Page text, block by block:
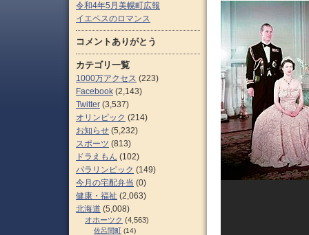
令和4年5月美幌町広報
イエペスのロマンス
コメントありがとう
カテゴリ一覧
1000万アクセス (223)
Facebook (2,143)
Twitter (3,537)
オリンピック (214)
お知らせ (5,232)
スポーツ (813)
ドラえもん (102)
パラリンピック (149)
今月の宅配弁当 (0)
健康・福祉 (2,063)
北海道 (5,008)
オホーツク (4,563)
佐呂間町 (14)